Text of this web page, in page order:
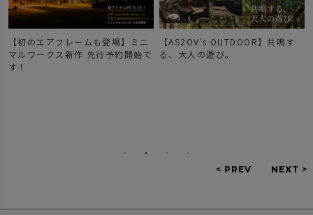
【AS2OV's OUTDOOR】共鳴す
る、大人の遊び。
【新作登場】人気のDOBBYシリ
ーズのご紹介。